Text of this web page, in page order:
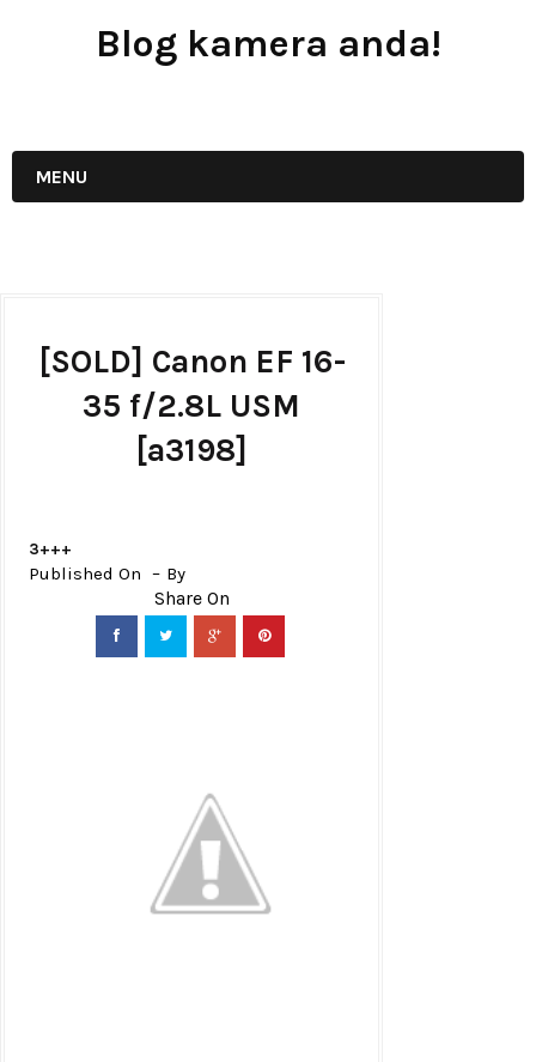
Blog kamera anda!
MENU
[SOLD] Canon EF 16-
35 f/2.8L USM
[a3198]
3+++
Published On By